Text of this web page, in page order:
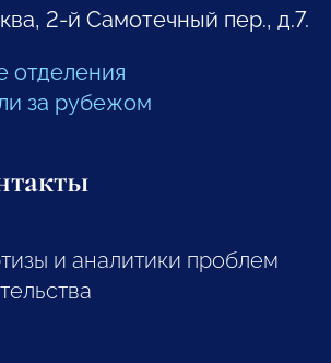
2-й Самотечный пер., д.7.
отделения
за рубежом
и аналитики проблем